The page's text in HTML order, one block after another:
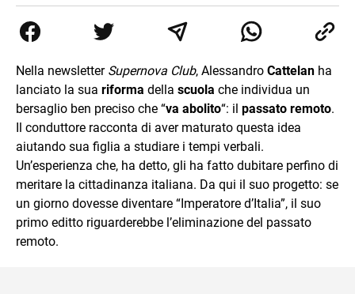
di trasformare la passione per la scrittura in un lavoro, e
da lì non mi sono più fermata. L’attualità è il mio pane
mente.
Nella newsletter Supernova Club, Alessandro Cattelan ha
lanciato la sua riforma della scuola che individua un
bersaglio ben preciso che “va abolito“: il passato remoto.
Il conduttore racconta di aver maturato questa idea
aiutando sua figlia a studiare i tempi verbali.
Un’esperienza che, ha detto, gli ha fatto dubitare perfino di
meritare la cittadinanza italiana. Da qui il suo progetto: se
un giorno dovesse diventare “Imperatore d’Italia”, il suo
primo editto riguarderebbe l’eliminazione del passato
remoto.